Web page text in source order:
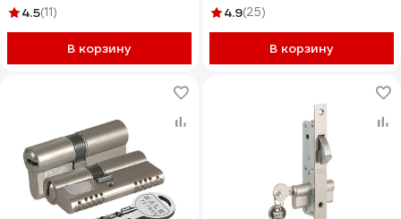
PB 257L0000032
4.5(11)
В корзину
164SMC00094 25579
4.9(25)
В корзину